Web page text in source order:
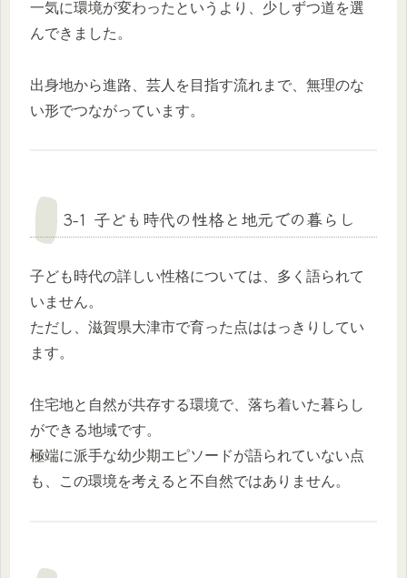
一気に環境が変わったというより、少しずつ道を選
んできました。
出身地から進路、芸人を目指す流れまで、無理のな
い形でつながっています。
3-1 子ども時代の性格と地元での暮らし
子ども時代の詳しい性格については、多く語られて
いません。
ただし、滋賀県大津市で育った点ははっきりしてい
ます。
住宅地と自然が共存する環境で、落ち着いた暮らし
ができる地域です。
極端に派手な幼少期エピソードが語られていない点
も、この環境を考えると不自然ではありません。